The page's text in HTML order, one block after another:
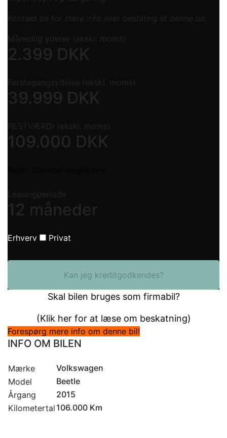
Kontakt os for mere info eller bestilling af denne bil
Månedlig ydelse (ekskl. moms)
2.399 DKK
Førstegangsydelse (ekskl. moms)
39.999 DKK
RESTVÆRDI (ekskl. moms)
109.000 DKK
Leasingperiode
12 måneder
Erhverv Privat
Kan jeg kreditgodkendes?
Skal bilen bruges som firmabil?
(Klik her for at læse om beskatning)
Forespørg mere info om denne bil!
INFO OM BILEN
Mærke
Volkswagen
Model
Beetle
Årgang
2015
Kilometertal 106.000 Km